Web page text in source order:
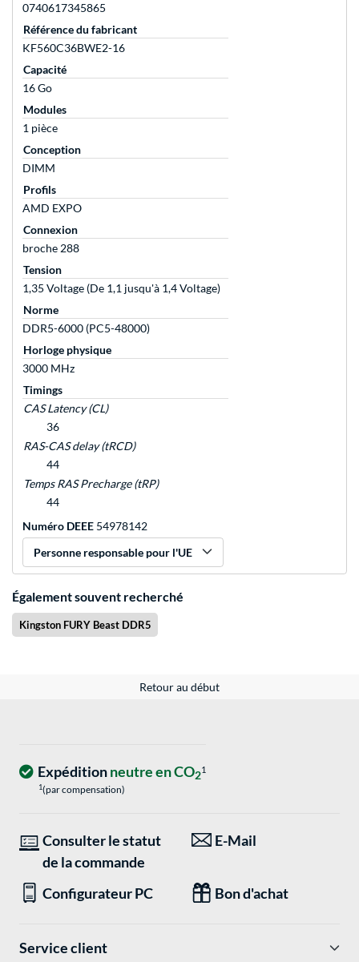
0740617345865
Référence du fabricant
KF560C36BWE2-16
Capacité
16 Go
Modules
1 pièce
Conception
DIMM
Profils
AMD EXPO
Connexion
broche 288
Tension
1,35 Voltage (De 1,1 jusqu'à 1,4 Voltage)
Norme
DDR5-6000 (PC5-48000)
Horloge physique
3000 MHz
Timings
CAS Latency (CL)
36
RAS-CAS delay (tRCD)
44
Temps RAS Precharge (tRP)
44
Numéro DEEE 54978142
Personne responsable pour l'UE
Également souvent recherché
Kingston FURY Beast DDR5
Retour au début
Expéditionneutre en CO21
1(par compensation)
Consulter le statut
de la commande
E-Mail
Configurateur PC Bon d'achat
Service client